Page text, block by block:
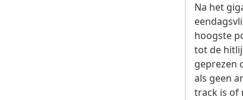
Na het
hoogste
tot de
geprezen
als geen
track is of